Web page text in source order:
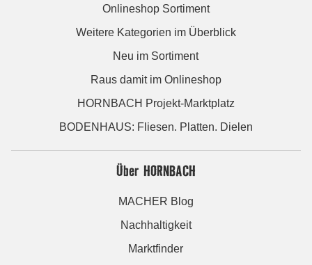
Onlineshop Sortiment
Weitere Kategorien im Überblick
Neu im Sortiment
Raus damit im Onlineshop
HORNBACH Projekt-Marktplatz
BODENHAUS: Fliesen. Platten. Dielen
Über HORNBACH
MACHER Blog
Nachhaltigkeit
Marktfinder